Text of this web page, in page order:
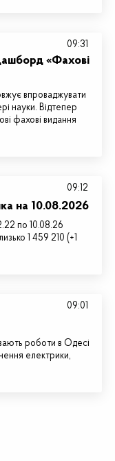
«Фахові
впроваджувати
науки. Відтепер
фахові видання
09:31
на 10.08.2026
по 10.08.26
1 459 210 (+1
09:12
роботи в Одесі
електрики,
09:01